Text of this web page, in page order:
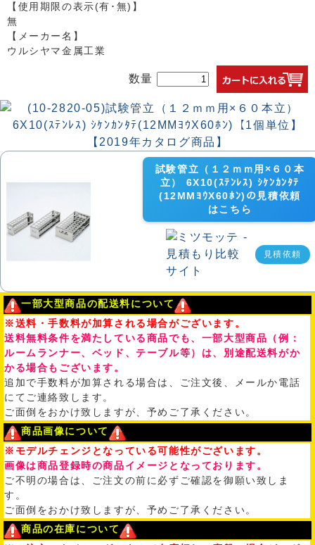
【使用期限の表示(有･無)】
無
【メーカー名】
ウルシヤマ金属工業
数量
試験管立（１２ｍｍ用×６０本
立） 6X10(ｽﾃﾝﾚｽ) ｼｹﾝｶﾝﾀﾃ
(12MMﾖｳX60ﾎﾝ)の見積依頼
はこちら
見積依頼
一部大型商品の配送料について
※送料・手数料が加算される場合がございます。
送料無料条件を満たしている商品でも、一部大型商品（例：
ルームランナー、ベッド、テーブル等）は、別途配送料がか
かる場合もございます。
追加で手数料が加算される場合は、ご注文後、メールか電話
にてご連絡致します。
ご面倒をおかけ致しますが、予めご了承ください。
商品画像について
※モデルチェンジとなっている可能性がございます。
画像は商品登録時の商品イメージとなっております。
ご不明の場合は、ご注文の前に必ずご確認を御願い致しま
す。
ご面倒をおかけ致しますが、予めご了承ください。
商品の在庫について